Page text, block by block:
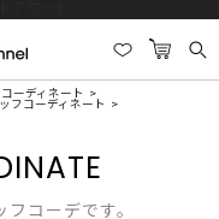
ーディネート
フコーディネート
コーデです。